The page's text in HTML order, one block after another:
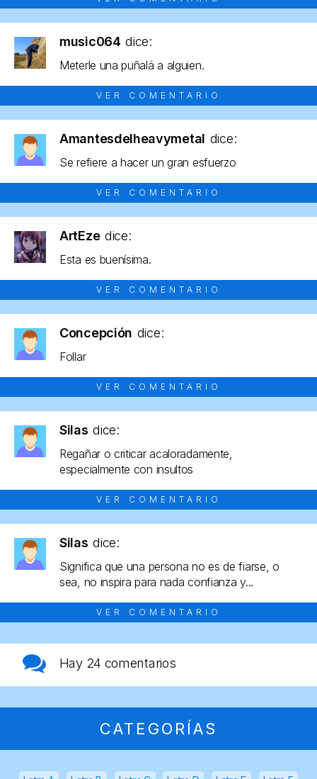
music064 dice:
Meterle una puñalá a alguien.
VER COMENTARIO
Amantesdelheavymetal dice:
Se refiere a hacer un gran esfuerzo
VER COMENTARIO
ArtEze dice:
Esta es buenísima.
VER COMENTARIO
Concepción dice:
Follar
VER COMENTARIO
Silas dice:
Regañar o criticar acaloradamente,
especialmente con insultos
VER COMENTARIO
Silas dice:
Significa que una persona no es de fiarse, o
sea, no inspira para nada confianza y...
VER COMENTARIO
Hay 24 comentarios
CATEGORÍAS